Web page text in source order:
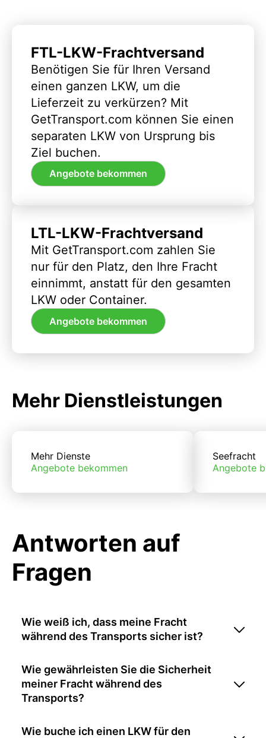
FTL-LKW-Frachtversand
Benötigen Sie für Ihren Versand
einen ganzen LKW, um die
Lieferzeit zu verkürzen? Mit
GetTransport.com können Sie einen
separaten LKW von Ursprung bis
Ziel buchen.
Angebote bekommen
LTL-LKW-Frachtversand
Mit GetTransport.com zahlen Sie
nur für den Platz, den Ihre Fracht
einnimmt, anstatt für den gesamten
LKW oder Container.
Angebote bekommen
Mehr Dienstleistungen
Mehr Dienste
Angebote bekommen
Seefracht
Angebote
Antworten auf
Fragen
Wie weiß ich, dass meine Fracht
während des Transports sicher ist?
Wie gewährleisten Sie die Sicherheit
meiner Fracht während des
Transports?
Wie buche ich einen LKW für den